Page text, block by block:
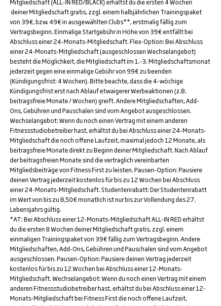
Mitgliedschaft (ALL-IN RED/BLACK) erhältst du die ersten 4 Wochen
deiner Mitgliedschaft gratis, zzgl. einem halbjährlichen Trainingspaket
von 39€, bzw. 49€ in ausgewählten Clubs**, erstmalig fällig zum
Vertragsbeginn. Einmalige Startgebühr in Höhe von 39€ entfällt bei
Abschluss einer 24-Monats-Mitgliedschaft. Flex-Option: Bei Abschluss
einer 24-Monats-Mitgliedschaft (ausgeschlossen Wechselangebot)
besteht die Möglichkeit, die Mitgliedschaft im 1.-3. Mitgliedschaftsmonat
jederzeit gegen eine einmalige Gebühr von 99€ zu beenden
(Kündigungsfrist: 4 Wochen). Bitte beachte, dass die 4-wöchige
Kündigungsfrist erst nach Ablauf etwaigerer Werbeaktionen (z.B.
beitragsfreie Monate / Wochen) greift. Andere Mitgliedschaften, Add-
Ons, Gebühren und Pauschalen sind vom Angebot ausgeschlossen.
Wechselangebot: Wenn du noch einen Vertrag mit einem anderen
Fitnessstudiobetreiber hast, erhältst du bei Abschluss einer 24-Monats-
Mitgliedschaft die noch offene Laufzeit, maximal jedoch 12 Monate, als
beitragsfreie Monate direkt zu Beginn deiner Mitgliedschaft. Nach Ablauf
der beitragsfreien Monate sind die vertraglich vereinbarten
Mitgliedsbeiträge von Fitness First zu leisten. Pausen-Option: Pausiere
deinen Vertrag jederzeit kostenlos für bis zu 12 Wochen bei Abschluss
einer 24-Monats-Mitgliedschaft. Studentenrabatt: Der Studentenrabatt
im Wert von bis zu 8,50€ monatlich ist nur bis zur Vollendung des 27.
Lebensjahrs gültig.
*AT: Bei Abschluss einer 12-Monats-Mitgliedschaft ALL-IN RED erhältst
du die ersten 8 Wochen deiner Mitgliedschaft gratis, zzgl. einem
einmaligen Trainingspaket von 39€ fällig zum Vertragsbeginn. Andere
Mitgliedschaften, Add-Ons, Gebühren und Pauschalen sind vom Angebot
ausgeschlossen. Pausen-Option: Pausiere deinen Vertrag jederzeit
kostenlos für bis zu 12 Wochen bei Abschluss einer 12-Monats-
Mitgliedschaft. Wechselangebot: Wenn du noch einen Vertrag mit einem
anderen Fitnessstudiobetreiber hast, erhältst du bei Abschluss einer 12-
Monats-Mitgliedschaft bei Fitness First die noch offene Laufzeit,